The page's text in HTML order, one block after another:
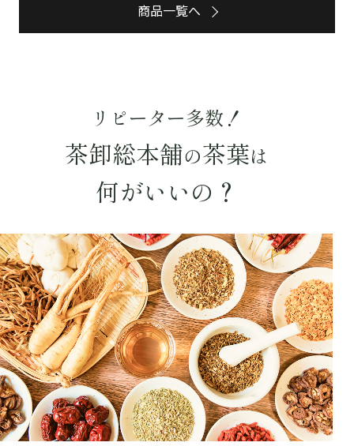
詳細検索
キーワードで探す
水出しお試しルイボスカモミール仙鶴草深蒸し茶業務用大容量
予算・価格で探す
商品一覧へ
リピーター多数！
茶卸総本舗の茶葉は
何がいいの？